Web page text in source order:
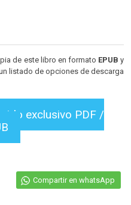
de este libro en formato EPUB y
listado de opciones de descarga
exclusivo PDF /
Compartir en whatsApp